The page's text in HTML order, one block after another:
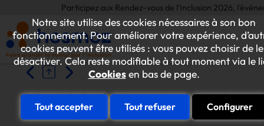
Notre site utilise des cookies nécessaires à son bon
fonctionnement. Pour améliorer votre expérience,
cookies peuvent être utilisés : vous pouvez choisir de
désactiver. Cela reste modifiable à tout moment via le
Cookiesen bas de page.
Tout accepter Tout refuser Configurer
Participez aux Rendez-vous de l'Inclusion 2026,
Accueil Du concept au concret : emploi et handicap